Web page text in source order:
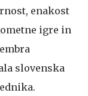
enakost
igre in
slovenska